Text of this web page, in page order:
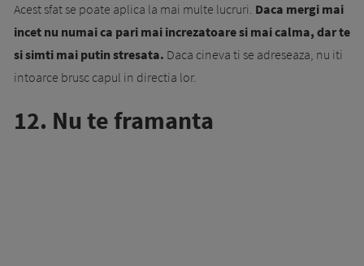
Acest sfat se poate aplica la mai multe lucruri. Daca mergi mai
incet nu numai ca pari mai increzatoare si mai calma, dar te
si simti mai putin stresata. Daca cineva ti se adreseaza, nu iti
intoarce brusc capul in directia lor.
12. Nu te framanta